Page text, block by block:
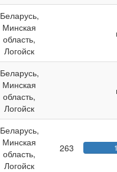
Беларусь,
Минская
область,
Логойск
Беларусь,
Минская
область,
Логойск
Беларусь,
Минская
область,
Логойск
263